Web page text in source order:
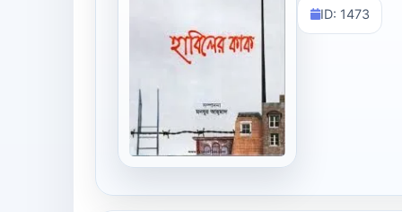
ID: 1473